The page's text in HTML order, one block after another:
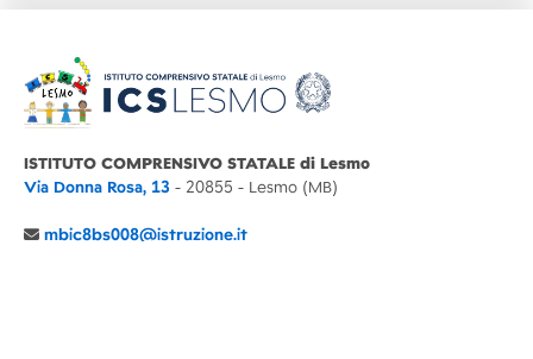
ISTITUTO COMPRENSIVO STATALE di Lesmo
Via Donna Rosa, 13 - 20855 - Lesmo (MB)
mbic8bs008@istruzione.it